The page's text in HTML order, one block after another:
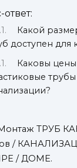
Какой
доступен для
Каковы
Монтаж ТРУБ
/
/ ДОМЕ.